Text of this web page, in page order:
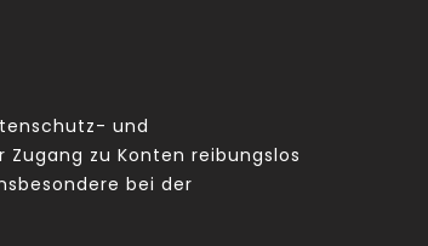
und
zu Konten reibungslos
bei der